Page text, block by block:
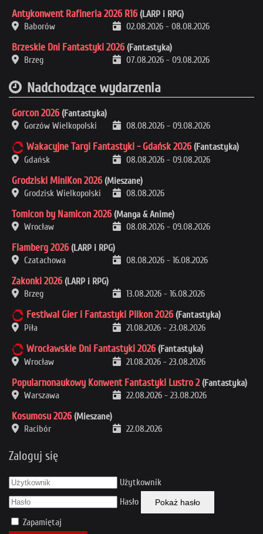
Antykonwent Rafineria 2026 R16 (LARP i RPG)
Baborów
02.08.2026 - 08.08.2026
Brzeskie Dni Fantastyki 2026 (Fantastyka)
Brzeg
07.08.2026 - 09.08.2026
Nadchodzące wydarzenia
Gorcon 2026 (Fantastyka)
Gorzów Wielkopolski
08.08.2026 - 09.08.2026
Wakacyjne Targi Fantastyki - Gdańsk 2026 (Fantastyka)
Gdańsk
08.08.2026 - 09.08.2026
Grodziski MiniKon 2026 (Mieszane)
Grodzisk Wielkopolski
08.08.2026
Tomicon by Namicon 2026 (Manga & Anime)
Wrocław
08.08.2026 - 09.08.2026
Flamberg 2026 (LARP i RPG)
Czatachowa
08.08.2026 - 16.08.2026
Zakonki 2026 (LARP i RPG)
Brzeg
13.08.2026 - 16.08.2026
Festiwal Gier i Fantastyki Pilkon 2026 (Fantastyka)
Piła
21.08.2026 - 23.08.2026
Wrocławskie Dni Fantastyki 2026 (Fantastyka)
Wrocław
21.08.2026 - 23.08.2026
Popularnonaukowy Konwent Fantastyki Lustro 2 (Fantastyka)
Warszawa
22.08.2026 - 23.08.2026
Kosumosu 2026 (Mieszane)
Racibór
22.08.2026
Zaloguj się
Użytkownik
Hasło
Pokaż hasło
Zapamiętaj